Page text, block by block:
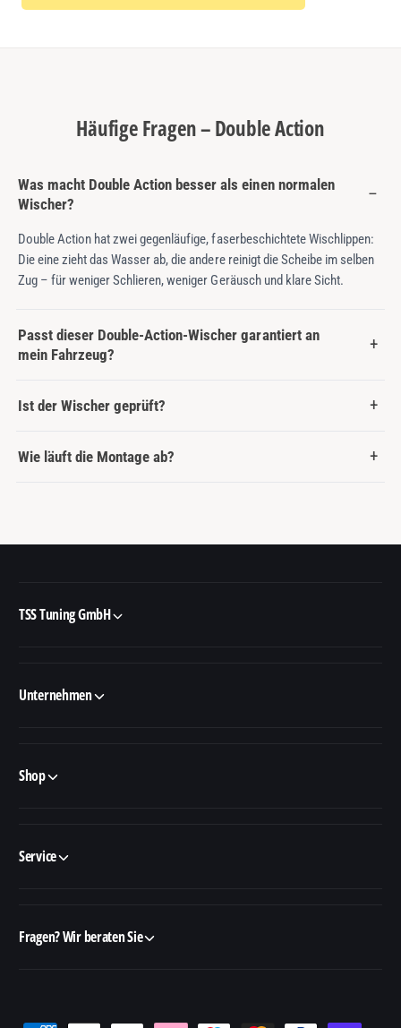
Häufige Fragen – Double Action
Was macht Double Action besser als einen normalen
Wischer?
Double Action hat zwei gegenläufige, faserbeschichtete Wischlippen:
Die eine zieht das Wasser ab, die andere reinigt die Scheibe im selben
Zug – für weniger Schlieren, weniger Geräusch und klare Sicht.
Passt dieser Double-Action-Wischer garantiert an
mein Fahrzeug?
Ist der Wischer geprüft?
Wie läuft die Montage ab?
TSS Tuning GmbH
Unternehmen
Shop
Service
Fragen? Wir beraten Sie